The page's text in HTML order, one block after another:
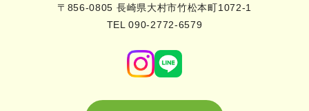
〒856-0805 長崎県大村市竹松本町1072-1
TEL 090-2772-6579